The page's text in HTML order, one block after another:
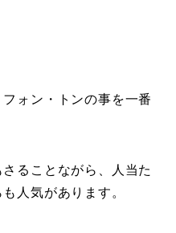
ォン・トンの事を一番
ることながら、人当た
人気があります。